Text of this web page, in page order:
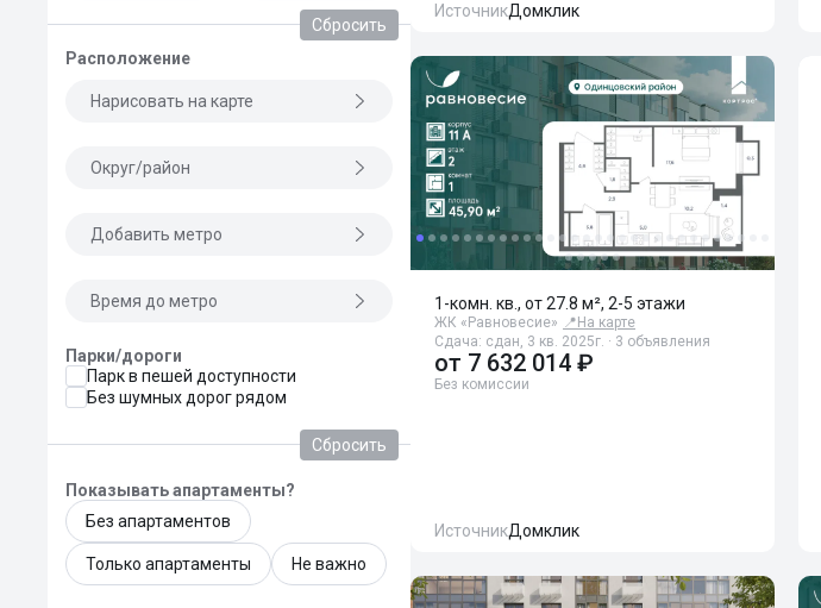
Сбросить
Расположение
Нарисовать на карте
Округ/район
Добавить метро
Время до метро
Парки/дороги
Парк в пешей доступности
Без шумных дорог рядом
Сбросить
Показывать апартаменты?
Без апартаментов
Только апартаменты Не важно
ИсточникДомклик
1-комн. кв., от 27.8 м², 2-5 этажи
ЖК «Равновесие» 📍 На карте
Сдача: сдан, 3 кв. 2025г. · 3 объявления
от 7 632 014 ₽
Без комиссии
ИсточникДомклик